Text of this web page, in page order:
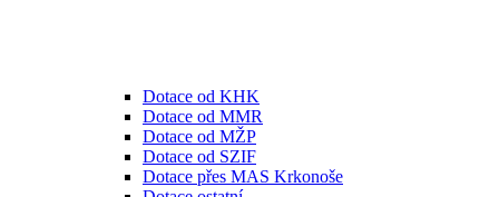
Dotace od KHK
Dotace od MMR
Dotace od MŽP
Dotace od SZIF
Dotace přes MAS Krkonoše